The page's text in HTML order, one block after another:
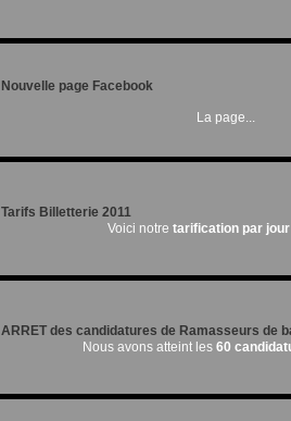
Nouvelle page Facebook
La page...
Tarifs Billetterie 2011
Voici notre tarification par jour
ARRET des candidatures de Ramasseurs de
Nous avons atteint les 60